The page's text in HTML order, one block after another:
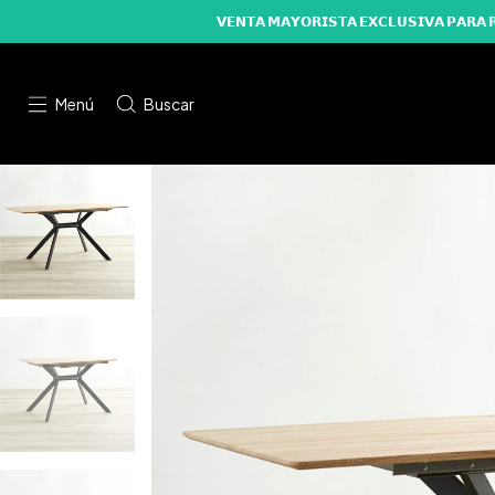
𝗩𝗘𝗡𝗧𝗔 𝗠𝗔𝗬𝗢𝗥𝗜𝗦𝗧𝗔 𝗘𝗫𝗖𝗟𝗨𝗦𝗜𝗩𝗔 𝗣𝗔𝗥𝗔
Menú Buscar